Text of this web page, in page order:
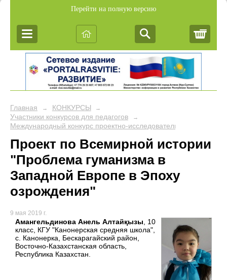
Перейти на полную версию
Главная → КОНКУРСЫ →
Участники конкурсов для педагогов →
Международный конкурс проектно-исследовательских работ
Проект по Всемирной истории
"Проблема гуманизма в
Западной Европе в Эпоху
озрождения"
9 мая 2019 г.
Амангельдинова Анель Алтайқызы, 10
класс, КГУ "Канонерская средняя школа",
с. Канонерка, Бескарагайский район,
Восточно-Казахстанская область,
Республика Казахстан.